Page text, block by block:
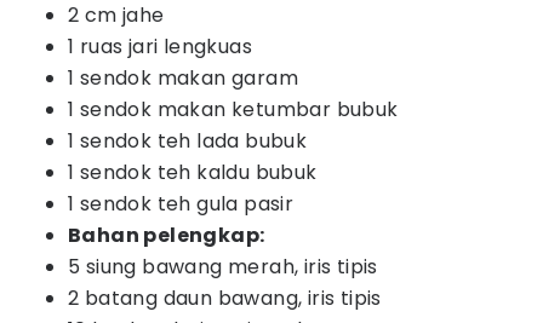
2 cm jahe
1 ruas jari lengkuas
1 sendok makan garam
1 sendok makan ketumbar bubuk
1 sendok teh lada bubuk
1 sendok teh kaldu bubuk
1 sendok teh gula pasir
Bahan pelengkap:
5 siung bawang merah, iris tipis
2 batang daun bawang, iris tipis